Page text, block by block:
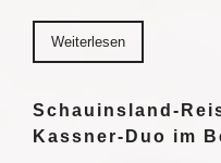
Weiterlesen
Schauinsland-
Kassner-Duo im